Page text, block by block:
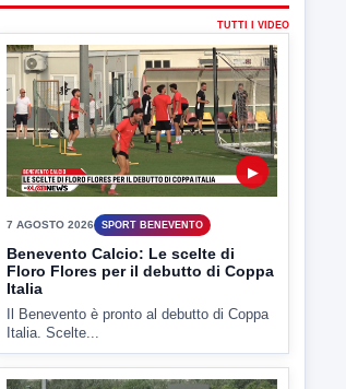
TUTTI I VIDEO
▶
7 AGOSTO 2026 SPORT BENEVENTO
Benevento Calcio: Le scelte di
Floro Flores per il debutto di Coppa
Italia
Il Benevento è pronto al debutto di Coppa
Italia. Scelte...